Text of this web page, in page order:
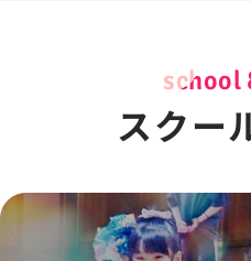
school
スクー